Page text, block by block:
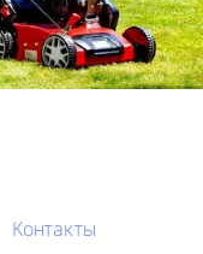
Контакты